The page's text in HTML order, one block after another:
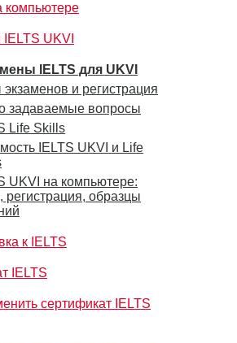
компьютере
UKVI
IELTS для UKVI
и регистрация
задаваемые вопросы
Life Skills
IELTS UKVI и Life
UKVI на компьютере:
регистрация, образцы
к IELTS
IELTS
сертификат IELTS